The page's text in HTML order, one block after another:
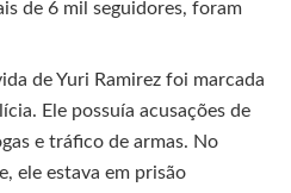
de 6 mil seguidores, foram
de Yuri Ramirez foi marcada
Ele possuía acusações de
e tráfico de armas. No
ele estava em prisão